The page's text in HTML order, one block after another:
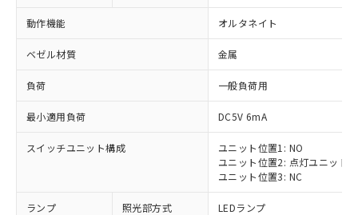
動作機能 オルタネイト
ベゼル材質 金属
負荷 一般負荷用
最小適用負荷 DC5V 6mA
スイッチユニット構成
ユニット位置1: NO
ユニット位置2: 点灯ユニット
ユニット位置3: NC
ランプ 照光部方式 LEDランプ